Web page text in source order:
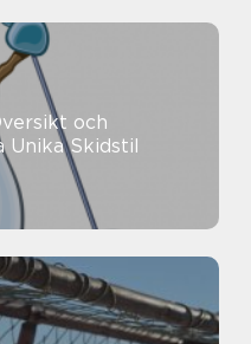
och
Unika Skidstil